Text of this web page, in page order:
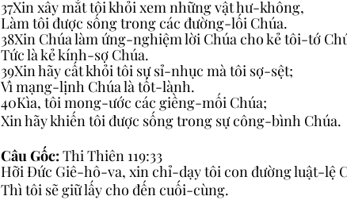
37Xin xây mắt tôi khỏi xem những vật hư-không,
Làm tôi được sống trong các đường-lối Chúa.
38Xin Chúa làm ứng-nghiệm lời Chúa cho kẻ tôi-tớ
Tức là kẻ kính-sợ Chúa.
39Xin hãy cất khỏi tôi sự sỉ-nhục mà tôi sợ-sệt;
Vì mạng-lịnh Chúa là tốt-lành.
40Kìa, tôi mong-ước các giềng-mối Chúa;
Xin hãy khiến tôi được sống trong sự công-bình Chúa.
Câu Gốc: Thi Thiên 119:33
Hỡi Đức Giê-hô-va, xin chỉ-dạy tôi con đường luật-lệ
Thì tôi sẽ giữ lấy cho đến cuối-cùng.